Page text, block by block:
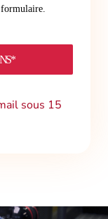
formulaire.
sous 15